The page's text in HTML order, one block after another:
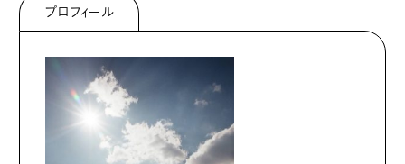
プロフィール